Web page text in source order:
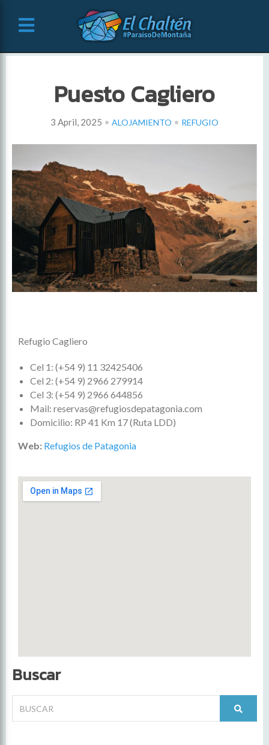
Puesto Cagliero
3 April, 2025 • ALOJAMIENTO • REFUGIO
Refugio Cagliero
Cel 1: (+54 9) 11 32425406
Cel 2: (+54 9) 2966 279914
Cel 3: (+54 9) 2966 644856
Mail: reservas@refugiosdepatagonia.com
Domicilio: RP 41 Km 17 (Ruta LDD)
Web: Refugios de Patagonia
Buscar